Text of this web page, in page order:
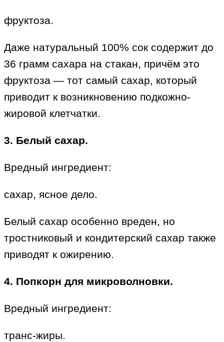
фруктоза.
Даже натуральный 100% сок содержит до
36 грамм сахара на стакан, причём это
фруктоза — тот самый сахар, который
приводит к возникновению подкожно-
жировой клетчатки.
3. Белый сахар.
Вредный ингредиент:
сахар, ясное дело.
Белый сахар особенно вреден, но
тростниковый и кондитерский сахар также
приводят к ожирению.
4. Попкорн для микроволновки.
Вредный ингредиент:
транс-жиры.